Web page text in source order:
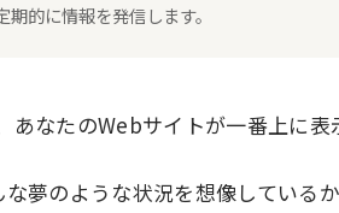
期的に情報を発信します。
あなたのWebサイトが一番上に表
夢のような状況を想像している